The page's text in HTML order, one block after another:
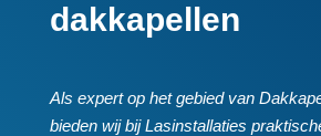
dakkapellen
Als expert op het gebied van
bieden wij bij Lasinstallaties